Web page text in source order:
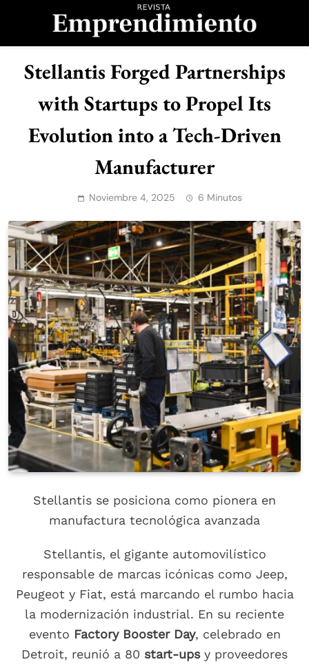
Revista
Emprendimiento
Stellantis Forged Partnerships
with Startups to Propel Its
Evolution into a Tech-Driven
Manufacturer
Noviembre 4, 2025 6 Minutos
Stellantis se posiciona como pionera en
manufactura tecnológica avanzada
Stellantis, el gigante automovilístico
responsable de marcas icónicas como Jeep,
Peugeot y Fiat, está marcando el rumbo hacia
la modernización industrial. En su reciente
evento Factory Booster Day, celebrado en
Detroit, reunió a 80 start-upsy proveedores